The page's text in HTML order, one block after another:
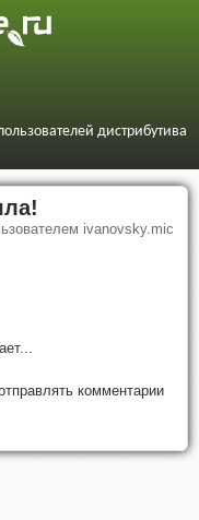
дистрибутива
ivanovsky.mic
комментарии